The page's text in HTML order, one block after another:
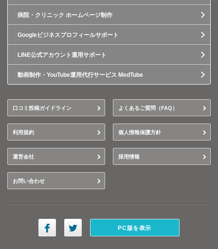
病院・クリニック ホームページ制作
Googleビジネスプロフィールサポート
LINE公式アカウント運用サポート
動画制作・YouTube運用代行サービス MedTube
口コミ投稿ガイドライン よくあるご質問（FAQ）
利用規約 個人情報保護方針
運営会社 採用情報
お問い合わせ
PC版を表示